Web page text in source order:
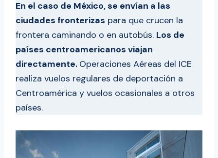
En el caso de México, se envían a las
ciudades fronterizas para que crucen la
frontera caminando o en autobús. Los de
países centroamericanos viajan
directamente. Operaciones Aéreas del ICE
realiza vuelos regulares de deportación a
Centroamérica y vuelos ocasionales a otros
países.